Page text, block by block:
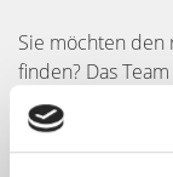
Sie möchten
finden? Das
dabei
Ihrem Objekt in
senden Sie uns